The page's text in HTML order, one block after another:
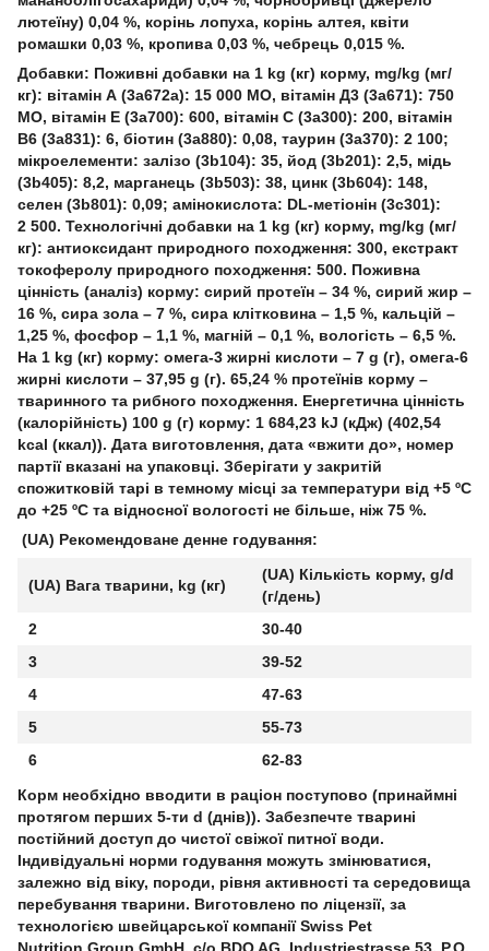
лютеїну) 0,04 %, корінь лопуха, корінь алтея, квіти
ромашки 0,03 %, кропива 0,03 %, чебрець 0,015 %.
Добавки: Поживні добавки на 1 kg (кг) корму, mg/kg (мг/
кг): вітамін А (3a672a): 15 000 МО, вітамін Д3 (3a671): 750
МО, вітамін Е (3a700): 600, вітамін С (3a300): 200, вітамін
B6 (3a831): 6, біотин (3a880): 0,08, таурин (3a370): 2 100;
мікроелементи: залізо (3b104): 35, йод (3b201): 2,5, мідь
(3b405): 8,2, марганець (3b503): 38, цинк (3b604): 148,
селен (3b801): 0,09; амінокислота: DL-метіонін (3с301):
2 500. Технологічні добавки на 1 kg (кг) корму, mg/kg (мг/
кг): антиоксидант природного походження: 300, екстракт
токоферолу природного походження: 500. Поживна
цінність (аналіз) корму: сирий протеїн – 34 %, сирий жир –
16 %, сира зола – 7 %, сира клітковина – 1,5 %, кальцій –
1,25 %, фосфор – 1,1 %, магній – 0,1 %, вологість – 6,5 %.
На 1 kg (кг) корму: омега-3 жирні кислоти – 7 g (г), омега-6
жирні кислоти – 37,95 g (г). 65,24 % протеїнів корму –
тваринного та рибного походження. Енергетична цінність
(калорійність) 100 g (г) корму: 1 684,23 kJ (кДж) (402,54
kcal (ккал)). Дата виготовлення, дата «вжити до», номер
партії вказані на упаковці. Зберігати у закритій
спожитковій тарі в темному місці за температури від +5 ºС
до +25 ºС та відносної вологості не більше, ніж 75 %.
(UA) Рекомендоване денне годування:
(UA) Вага тварини, kg (кг)
(UA) Кількість корму, g/d
(г/день)
2
30-40
3
39-52
4
47-63
5
55-73
6
62-83
Корм необхідно вводити в раціон поступово (принаймні
протягом перших 5-ти d (днів)). Забезпечте тварині
постійний доступ до чистої свіжої питної води.
Індивідуальні норми годування можуть змінюватися,
залежно від віку, породи, рівня активності та середовища
перебування тварини. Виготовлено по ліцензії, за
технологією швейцарської компанії Swiss Pet
Nutrition Group GmbH, c/o BDO AG, Industriestrasse 53, P.O.